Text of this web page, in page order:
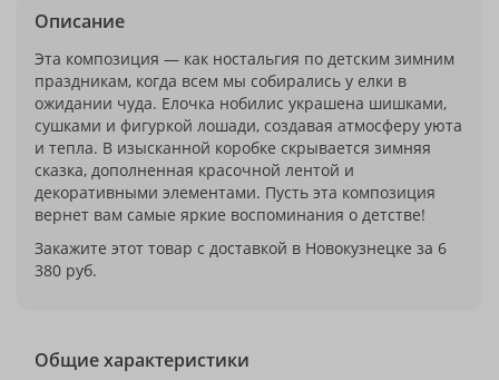
Описание
Эта композиция — как ностальгия по детским зимним
праздникам, когда всем мы собирались у елки в
ожидании чуда. Елочка нобилис украшена шишками,
сушками и фигуркой лошади, создавая атмосферу уюта
и тепла. В изысканной коробке скрывается зимняя
сказка, дополненная красочной лентой и
декоративными элементами. Пусть эта композиция
вернет вам самые яркие воспоминания о детстве!
Закажите этот товар с доставкой в Новокузнецке за 6
380 руб.
Общие характеристики